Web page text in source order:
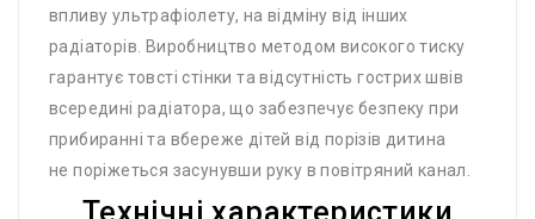
впливу ультрафіолету, на відміну від інших
радіаторів. Виробництво методом високого тиску
гарантує товсті стінки та відсутність гострих швів
всередині радіатора, що забезпечує безпеку при
прибиранні та вбереже дітей від порізів дитина
не поріжеться засунувши руку в повітряний канал.